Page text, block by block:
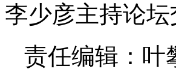
李少彦主持论坛
责任编辑：叶